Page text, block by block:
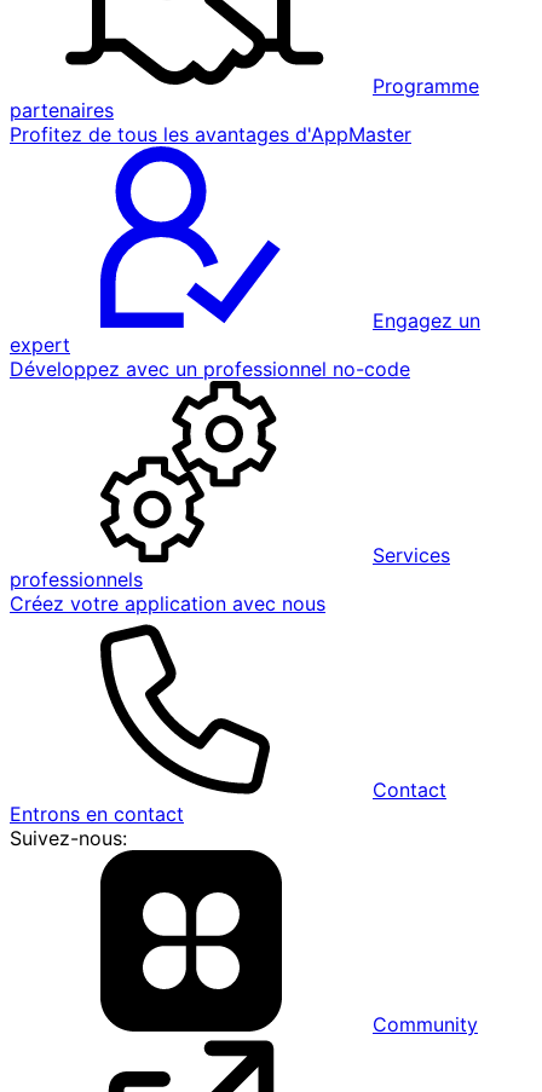
Programme
partenaires
Profitez de tous les avantages d'AppMaster
Engagez un
expert
Développez avec un professionnel no-code
Services
professionnels
Créez votre application avec nous
Contact
Entrons en contact
Suivez-nous:
Community